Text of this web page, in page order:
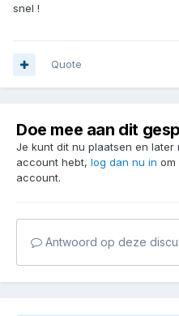
snel !
Quote
Doe mee aan dit
Je kunt dit nu plaatsen en later
account hebt, log dan nu in om
account.
Antwoord op deze